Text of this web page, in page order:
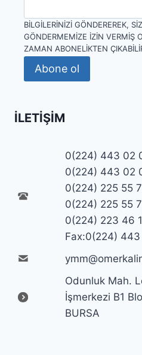
BILGILERINIZI GÖNDEREREK,
GÖNDERMEMIZE IZIN VERMIŞ
ZAMAN ABONELIKTEN
Abone ol
İLETIŞIM
0(224) 443 02
0(224) 443 02
0(224) 225 55
0(224) 225 55
0(224) 223 46
Fax:0(224)
Odunluk Mah.
İşmerkezi B1
BURSA